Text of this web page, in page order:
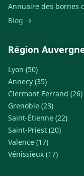
Annuaire des bornes
Blog →
Région
Lyon (50)
Annecy (35)
Clermont-Ferrand (26)
Grenoble (23)
Saint-Étienne (22)
Saint-Priest (20)
Valence (17)
Vénissieux (17)